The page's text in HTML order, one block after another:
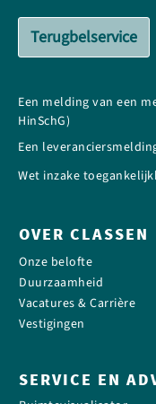
Terugbelservice
Een melding van een
HinSchG)
Een
Wet inzake
OVER CLASSEN
Onze belofte
Duurzaamheid
Vacatures & Carrière
Vestigingen
SERVICE EN